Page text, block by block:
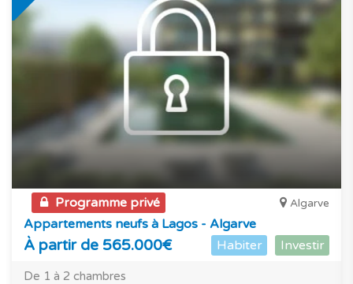
Programme privé Algarve
Appartements neufs à Lagos - Algarve
À partir de 565.000€ Habiter Investir
De 1 à 2 chambres